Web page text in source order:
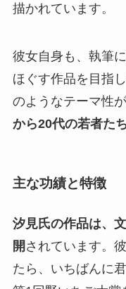
描かれています。
彼女自身も、執筆
ほぐす作品を目指
のようなテーマ性
から20代の若者た
主な功績と特徴
汐見氏の作品は、
開 されています。
たら、いちばんに